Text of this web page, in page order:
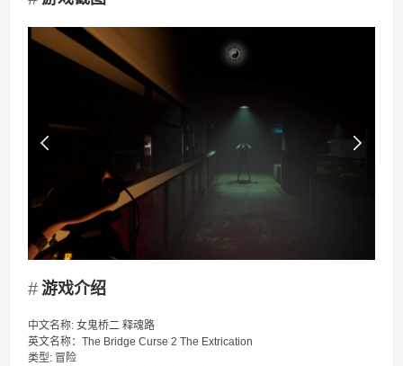
游戏介绍
中文名称: 女鬼桥二 释魂路
英文名称：The Bridge Curse 2 The Extrication
类型: 冒险